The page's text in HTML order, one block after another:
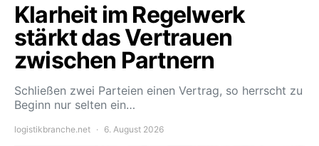
Klarheit im Regelwerk
stärkt das Vertrauen
zwischen Partnern
Schließen zwei Parteien einen Vertrag, so herrscht zu
Beginn nur selten ein…
logistikbranche.net 6. August 2026